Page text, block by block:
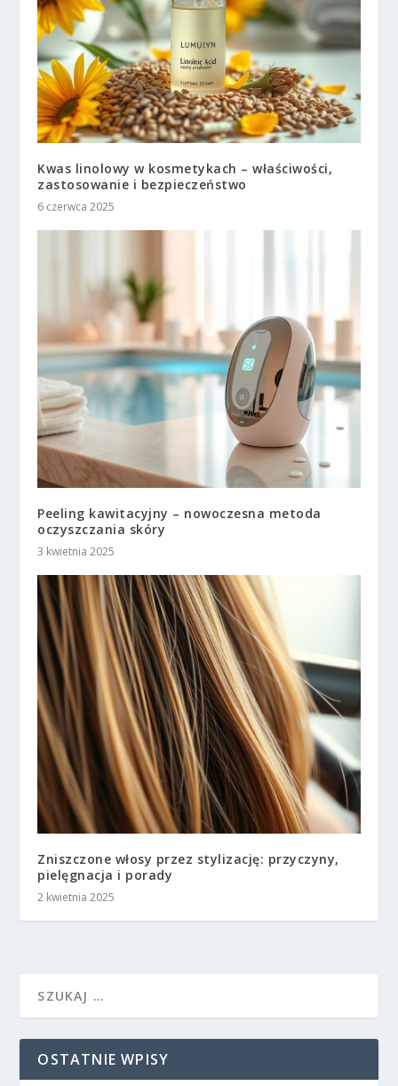
Kwas linolowy w kosmetykach – właściwości,
zastosowanie i bezpieczeństwo
6 czerwca 2025
Peeling kawitacyjny – nowoczesna metoda
oczyszczania skóry
3 kwietnia 2025
Zniszczone włosy przez stylizację: przyczyny,
pielęgnacja i porady
2 kwietnia 2025
OSTATNIE WPISY